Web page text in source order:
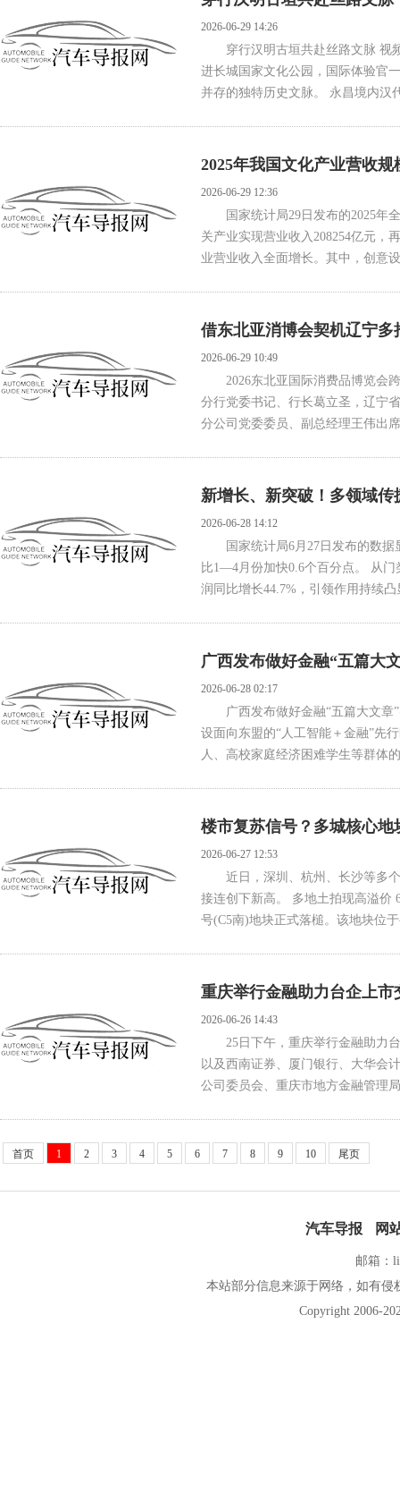
2026-06-29 14:26
穿行汉明古垣共赴丝路文脉 视
进长城国家文化公园，国际体验官
并存的独特历史文脉。 永昌境内汉
2025年我国文化产业营收规
2026-06-29 12:36
国家统计局29日发布的2025年
关产业实现营业收入208254亿元，
业营业收入全面增长。其中，创意
借东北亚消博会契机辽宁多
2026-06-29 10:49
2026东北亚国际消费品博览会
分行党委书记、行长葛立圣，辽宁
分公司党委委员、副总经理王伟出
新增长、新突破！多领域传
2026-06-28 14:12
国家统计局6月27日发布的数
比1—4月份加快0.6个百分点。 从
润同比增长44.7%，引领作用持续
广西发布做好金融“五篇大
2026-06-28 02:17
广西发布做好金融“五篇大文章
设面向东盟的“人工智能＋金融”先
人、高校家庭经济困难学生等群
楼市复苏信号？多城核心地
2026-06-27 12:53
近日，深圳、杭州、长沙等多
接连创下新高。 多地土拍现高溢价
号(C5南)地块正式落槌。该地块位
重庆举行金融助力台企上市
2026-06-26 14:43
25日下午，重庆举行金融助力
以及西南证券、厦门银行、大华会
公司委员会、重庆市地方金融管理
首页 1 2 3 4 5 6 7 8 9 10 尾页
汽车导报 网
邮箱：
本站部分信息来源于网络，如有
Copyright 2006-